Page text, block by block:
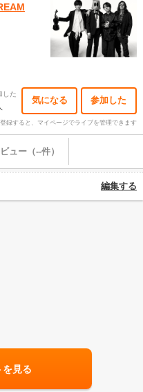
した
気になる 参加した
録すると、マイページでライブを管理できます
ュー（--件）
編集する
を見る